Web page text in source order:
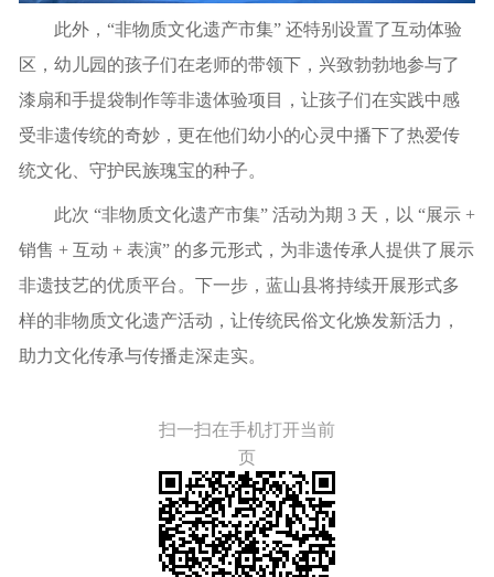
此外，“非物质文化遗产市集” 还特别设置了互动体验
区，幼儿园的孩子们在老师的带领下，兴致勃勃地参与了
漆扇和手提袋制作等非遗体验项目，让孩子们在实践中感
受非遗传统的奇妙，更在他们幼小的心灵中播下了热爱传
统文化、守护民族瑰宝的种子。
此次 “非物质文化遗产市集” 活动为期 3 天，以 “展示 +
销售 + 互动 + 表演” 的多元形式，为非遗传承人提供了展示
非遗技艺的优质平台。下一步，蓝山县将持续开展形式多
样的非物质文化遗产活动，让传统民俗文化焕发新活力，
助力文化传承与传播走深走实。
扫一扫在手机打开当前
页